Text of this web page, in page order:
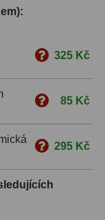
325 Kč
85 Kč
295 Kč